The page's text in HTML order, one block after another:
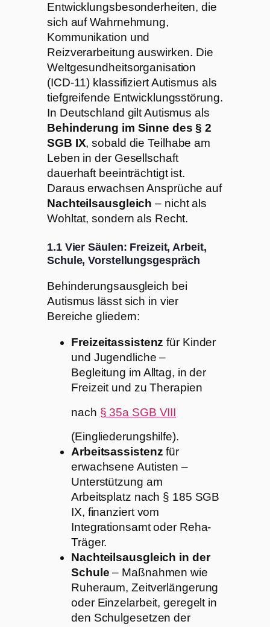
Entwicklungsbesonderheiten, die
sich auf Wahrnehmung,
Kommunikation und
Reizverarbeitung auswirken. Die
Weltgesundheitsorganisation
(ICD-11) klassifiziert Autismus als
tiefgreifende Entwicklungsstörung.
In Deutschland gilt Autismus als
Behinderung im Sinne des § 2
SGB IX, sobald die Teilhabe am
Leben in der Gesellschaft
dauerhaft beeinträchtigt ist.
Daraus erwachsen Ansprüche auf
Nachteilsausgleich – nicht als
Wohltat, sondern als Recht.
1.1 Vier Säulen: Freizeit, Arbeit,
Schule, Vorstellungsgespräch
Behinderungsausgleich bei
Autismus lässt sich in vier
Bereiche gliedern:
Freizeitassistenz für Kinder
und Jugendliche –
Begleitung im Alltag, in der
Freizeit und zu Therapien
nach § 35a SGB VIII
(Eingliederungshilfe).
Arbeitsassistenz für
erwachsene Autisten –
Unterstützung am
Arbeitsplatz nach § 185 SGB
IX, finanziert vom
Integrationsamt oder Reha-
Träger.
Nachteilsausgleich in der
Schule – Maßnahmen wie
Ruheraum, Zeitverlängerung
oder Einzelarbeit, geregelt in
den Schulgesetzen der